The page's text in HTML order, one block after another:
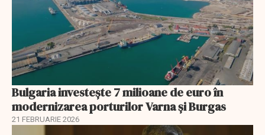
Bulgaria investește 7 milioane de euro în
modernizarea porturilor Varna și Burgas
21 FEBRUARIE 2026